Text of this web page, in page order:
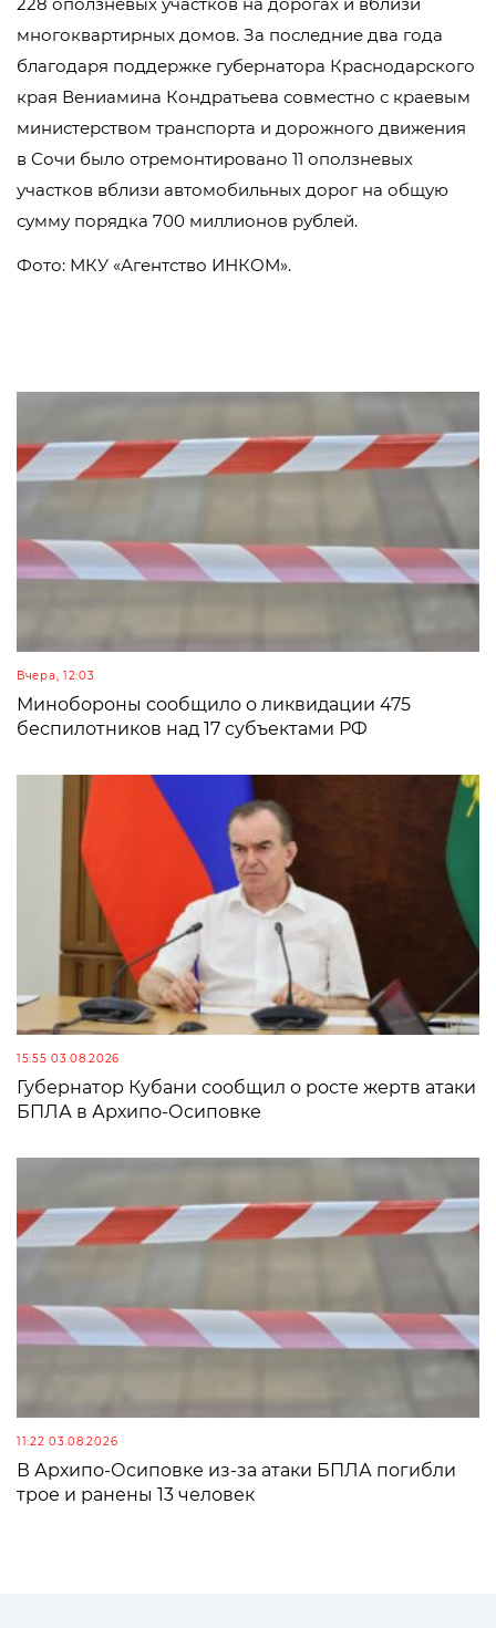
многоквартирных домов. За последние два года
благодаря поддержке губернатора Краснодарского
края Вениамина Кондратьева совместно с краевым
министерством транспорта и дорожного движения
в Сочи было отремонтировано 11 оползневых
участков вблизи автомобильных дорог на общую
сумму порядка 700 миллионов рублей.
Фото: МКУ «Агентство ИНКОМ».
Вчера, 12:03
Минобороны сообщило о ликвидации 475
беспилотников над 17 субъектами РФ
15:55 03.08.2026
Губернатор Кубани сообщил о росте жертв атаки
БПЛА в Архипо-Осиповке
11:22 03.08.2026
В Архипо-Осиповке из-за атаки БПЛА погибли
трое и ранены 13 человек